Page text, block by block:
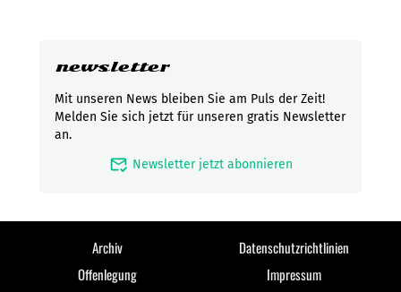
newsletter
Mit unseren News bleiben Sie am Puls der Zeit!
Melden Sie sich jetzt für unseren gratis Newsletter
an.
mark_email_read Newsletter jetzt abonnieren
Archiv
Datenschutzrichtlinien
Offenlegung
Impressum